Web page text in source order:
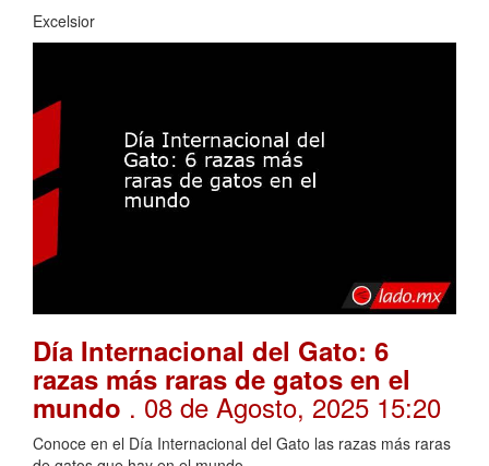
Excelsior
Día Internacional del Gato: 6
razas más raras de gatos en el
mundo . 08 de Agosto, 2025 15:20
Conoce en el Día Internacional del Gato las razas más raras